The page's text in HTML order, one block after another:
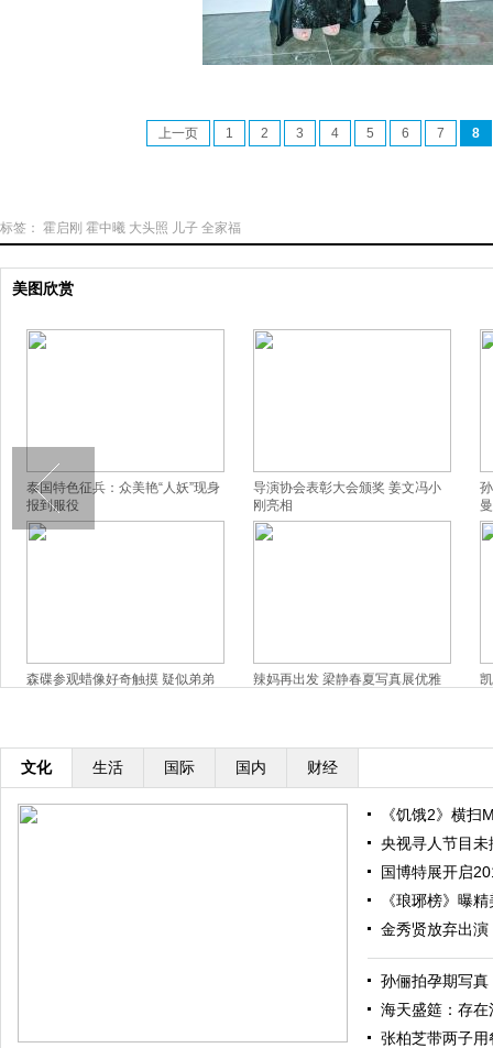
上一页 1 2 3 4 5 6 7 8
标签： 霍启刚 霍中曦 大头照 儿子 全家福
美图欣赏
泰国特色征兵：众美艳“人妖”现身
报到服役
导演协会表彰大会颁奖 姜文冯小
刚亮相
森碟参观蜡像好奇触摸 疑似弟弟
辣妈再出发 梁静春夏写真展优雅
文化 生活 国际 国内 财经
《饥饿2》横扫
央视寻人节目
国博特展开启
《琅琊榜》曝
金秀贤放弃出
孙俪拍孕期写
海天盛筵：存
张柏芝带两子